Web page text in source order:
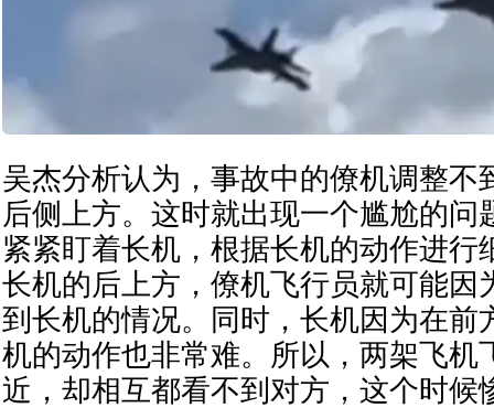
吴杰分析认为，事故中的僚机调整不
后侧上方。这时就出现一个尴尬的问
紧紧盯着长机，根据长机的动作进行
长机的后上方，僚机飞行员就可能因
到长机的情况。同时，长机因为在前
机的动作也非常难。所以，两架飞机
近，却相互都看不到对方，这个时候